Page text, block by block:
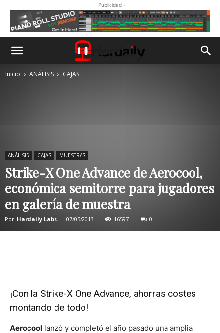
- Publicidad -
Inicio ANÁLISIS CAJAS
ANÁLISIS CAJAS MUESTRAS
Strike-X One Advance de Aerocool,
económica semitorre para jugadores
en galería de muestra
Por Hardaily Labs. - 07/05/2013 16597 0
¡Con la Strike-X One Advance, ahorras costes
montando de todo!
Aerocool lanzó y completó el año pasado una amplia